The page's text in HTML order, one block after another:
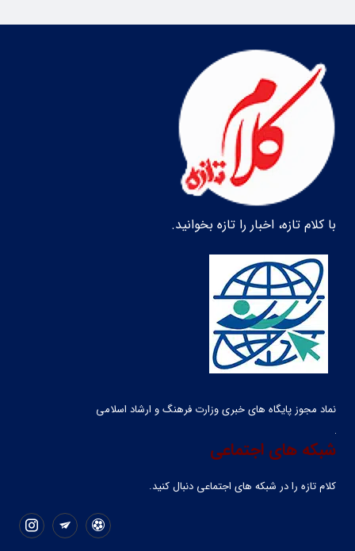
با کلام تازه، اخبار را تازه بخوانید.
نماد مجوز پایگاه های خبری وزارت فرهنگ و ارشاد اسلامی
شبکه های اجتماعی
کلام تازه را در شبکه ‌های اجتماعی دنبال کنید.